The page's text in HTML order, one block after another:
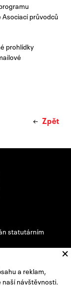
průvodců
prohlídky
Zpět
statutárním
a reklam,
návštěvnosti.